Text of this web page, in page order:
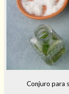
Conjuro para